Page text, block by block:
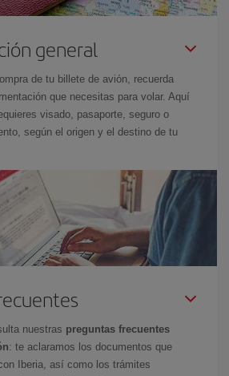
general
de tu billete de avión, recuerda
que necesitas para volar. Aquí
visado, pasaporte, seguro o
según el origen y el destino de tu
nuestras preguntas frecuentes
: te aclaramos los documentos que
Iberia, así como los trámites